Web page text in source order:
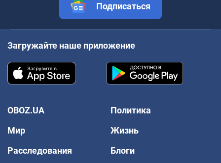
Подписаться
Загружайте наше приложение
OBOZ.UA
Политика
Мир
Жизнь
Расследования
Блоги